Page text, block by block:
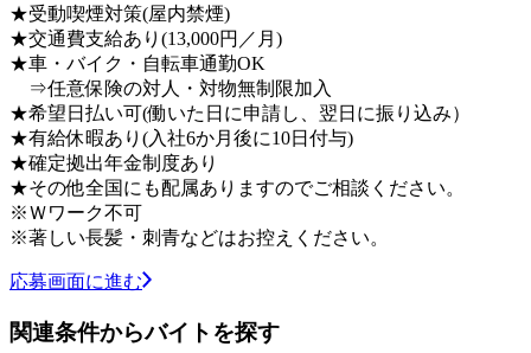
★受動喫煙対策(屋内禁煙)
★交通費支給あり(13,000円／月)
★車・バイク・自転車通勤OK
⇒任意保険の対人・対物無制限加入
★希望日払い可(働いた日に申請し、翌日に振り込み）
★有給休暇あり(入社6か月後に10日付与)
★確定拠出年金制度あり
★その他全国にも配属ありますのでご相談ください。
※Ｗワーク不可
※著しい長髪・刺青などはお控えください。
応募画面に進む
関連条件からバイトを探す